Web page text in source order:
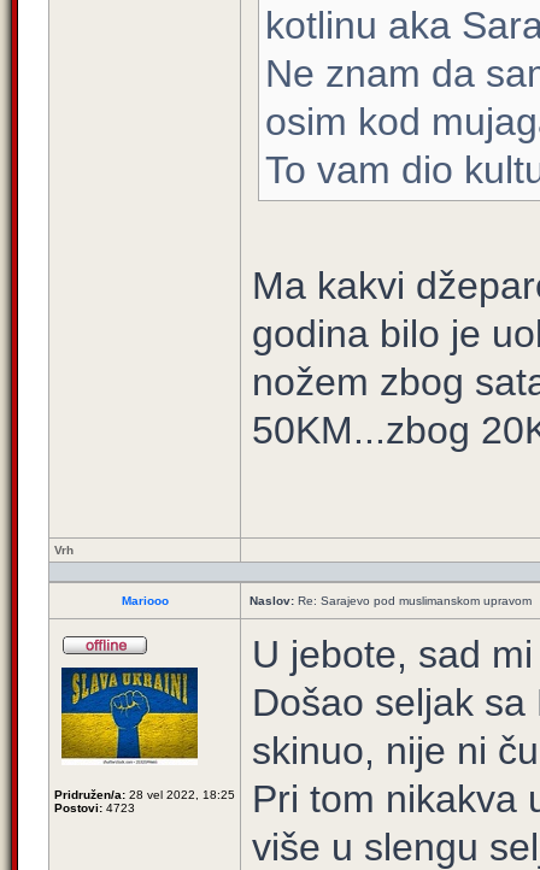
kotlinu aka
Ne znam da
osim kod
To vam dio
Ma kakvi
godina bilo je
nožem zbog
50KM...zbog
Vrh
Mariooo Naslov: Re: Sarajevo pod muslimanskom upravom
Pridružen/a: 28 vel 2022, 18:25
Postovi: 4723
U jebote, sad
Došao seljak
skinuo, nije ni
Pri tom nikakva
više u slengu